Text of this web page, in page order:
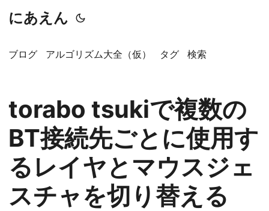
にあえん
ブログ アルゴリズム大全（仮） タグ 検索
torabo tsukiで複数の
BT接続先ごとに使用す
るレイヤとマウスジェ
スチャを切り替える